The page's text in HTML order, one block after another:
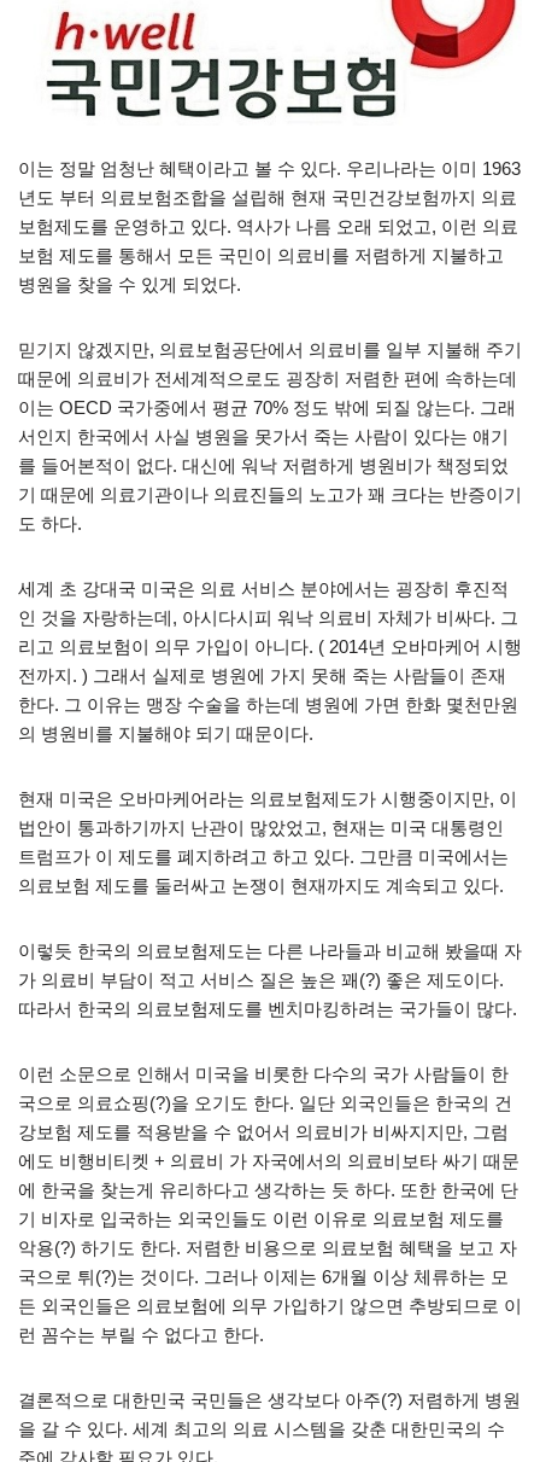
이는 정말 엄청난 혜택이라고 볼 수 있다. 우리나라는 이미 1963
년도 부터 의료보험조합을 설립해 현재 국민건강보험까지 의료
보험제도를 운영하고 있다. 역사가 나름 오래 되었고, 이런 의료
보험 제도를 통해서 모든 국민이 의료비를 저렴하게 지불하고
병원을 찾을 수 있게 되었다.
믿기지 않겠지만, 의료보험공단에서 의료비를 일부 지불해 주기
때문에 의료비가 전세계적으로도 굉장히 저렴한 편에 속하는데
이는 OECD 국가중에서 평균 70% 정도 밖에 되질 않는다. 그래
서인지 한국에서 사실 병원을 못가서 죽는 사람이 있다는 얘기
를 들어본적이 없다. 대신에 워낙 저렴하게 병원비가 책정되었
기 때문에 의료기관이나 의료진들의 노고가 꽤 크다는 반증이기
도 하다.
세계 초 강대국 미국은 의료 서비스 분야에서는 굉장히 후진적
인 것을 자랑하는데, 아시다시피 워낙 의료비 자체가 비싸다. 그
리고 의료보험이 의무 가입이 아니다. ( 2014년 오바마케어 시행
전까지. ) 그래서 실제로 병원에 가지 못해 죽는 사람들이 존재
한다. 그 이유는 맹장 수술을 하는데 병원에 가면 한화 몇천만원
의 병원비를 지불해야 되기 때문이다.
현재 미국은 오바마케어라는 의료보험제도가 시행중이지만, 이
법안이 통과하기까지 난관이 많았었고, 현재는 미국 대통령인
트럼프가 이 제도를 폐지하려고 하고 있다. 그만큼 미국에서는
의료보험 제도를 둘러싸고 논쟁이 현재까지도 계속되고 있다.
이렇듯 한국의 의료보험제도는 다른 나라들과 비교해 봤을때 자
가 의료비 부담이 적고 서비스 질은 높은 꽤(?) 좋은 제도이다.
따라서 한국의 의료보험제도를 벤치마킹하려는 국가들이 많다.
이런 소문으로 인해서 미국을 비롯한 다수의 국가 사람들이 한
국으로 의료쇼핑(?)을 오기도 한다. 일단 외국인들은 한국의 건
강보험 제도를 적용받을 수 없어서 의료비가 비싸지지만, 그럼
에도 비행비티켓 + 의료비 가 자국에서의 의료비보타 싸기 때문
에 한국을 찾는게 유리하다고 생각하는 듯 하다. 또한 한국에 단
기 비자로 입국하는 외국인들도 이런 이유로 의료보험 제도를
악용(?) 하기도 한다. 저렴한 비용으로 의료보험 혜택을 보고 자
국으로 튀(?)는 것이다. 그러나 이제는 6개월 이상 체류하는 모
든 외국인들은 의료보험에 의무 가입하기 않으면 추방되므로 이
런 꼼수는 부릴 수 없다고 한다.
결론적으로 대한민국 국민들은 생각보다 아주(?) 저렴하게 병원
을 갈 수 있다. 세계 최고의 의료 시스템을 갖춘 대한민국의 수
준에 감사할 필요가 있다.